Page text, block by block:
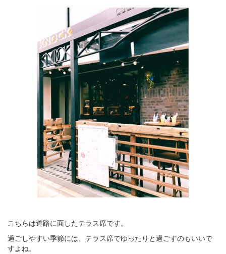
こちらは道路に面したテラス席です。
過ごしやすい季節には、テラス席でゆったりと過ごすのもいいで
すよね。